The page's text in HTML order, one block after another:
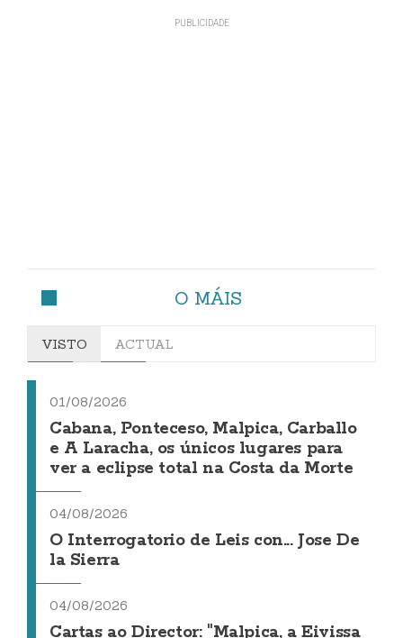
O MÁIS
VISTO ACTUAL
01/08/2026
Cabana, Ponteceso, Malpica, Carballo
e A Laracha, os únicos lugares para
ver a eclipse total na Costa da Morte
04/08/2026
O Interrogatorio de Leis con... Jose De
la Sierra
04/08/2026
Cartas ao Director: "Malpica, a Eivissa